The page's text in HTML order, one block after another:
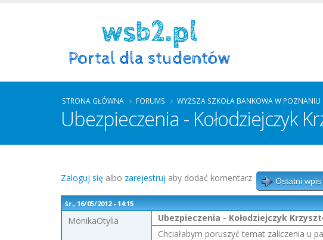
STRONA GŁÓWNA FORUMS WYŻSZA SZKOŁA BANKOWA W POZNANIU
Ubezpieczenia - Kołodziejczyk
Zaloguj się albo zarejestruj aby dodać komentarz Ostatni wpis
śr., 16/05/2012 - 14:15
MonikaOtylia
Ubezpieczenia - Kołodziejczyk
Chciałabym poruszyć temat zaliczenia u